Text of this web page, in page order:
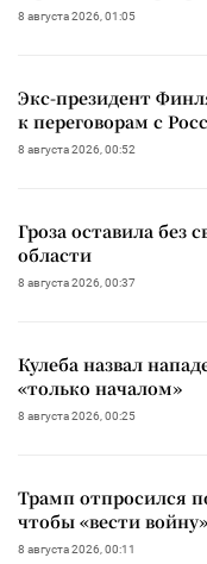
8 августа 2026, 01:05
Экс-президент
к переговорам с
8 августа 2026, 00:52
Гроза оставила без
области
8 августа 2026, 00:37
Кулеба назвал
«только началом»
8 августа 2026, 00:25
Трамп отпросился
чтобы «вести войну»
8 августа 2026, 00:11